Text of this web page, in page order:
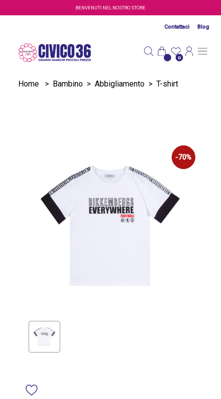
Salta al contenuto principaleBENVENUTI NEL NOSTRO STORE
Contattaci Blog
0
Home > Bambino > Abbigliamento > T-shirt
-70%